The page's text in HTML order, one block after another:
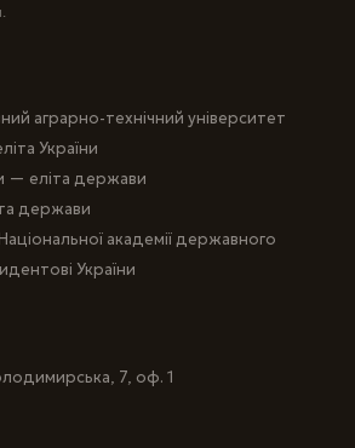
аграрно-технічний університет
України
— еліта держави
держави
академії державного
України
7, оф. 1